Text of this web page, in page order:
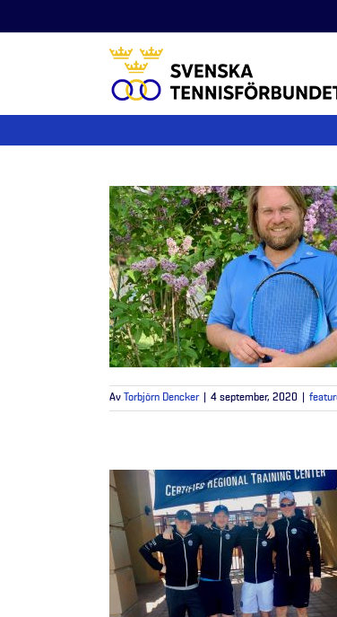
till
Av Torbjörn Dencker 4 september, 2020